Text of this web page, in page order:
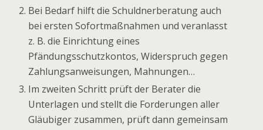
Bei Bedarf hilft die Schuldnerberatung auch
bei ersten Sofortmaßnahmen und veranlasst
z. B. die Einrichtung eines
Pfändungsschutzkontos, Widerspruch gegen
Zahlungsanweisungen, Mahnungen…
Im zweiten Schritt prüft der Berater die
Unterlagen und stellt die Forderungen aller
Gläubiger zusammen, prüft dann gemeinsam